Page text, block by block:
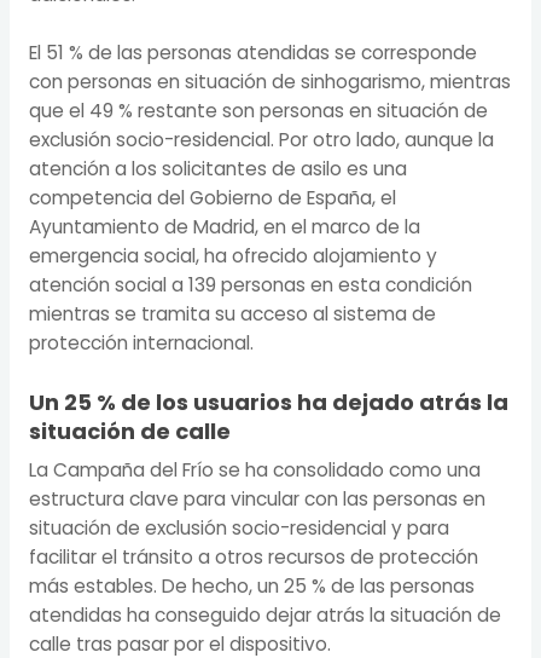
El 51 % de las personas atendidas se corresponde
con personas en situación de sinhogarismo, mientras
que el 49 % restante son personas en situación de
exclusión socio-residencial. Por otro lado, aunque la
atención a los solicitantes de asilo es una
competencia del Gobierno de España, el
Ayuntamiento de Madrid, en el marco de la
emergencia social, ha ofrecido alojamiento y
atención social a 139 personas en esta condición
mientras se tramita su acceso al sistema de
protección internacional.
Un 25 % de los usuarios ha dejado atrás la
situación de calle
La Campaña del Frío se ha consolidado como una
estructura clave para vincular con las personas en
situación de exclusión socio-residencial y para
facilitar el tránsito a otros recursos de protección
más estables. De hecho, un 25 % de las personas
atendidas ha conseguido dejar atrás la situación de
calle tras pasar por el dispositivo.